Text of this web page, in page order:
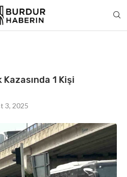
1 Kişi
3, 2025